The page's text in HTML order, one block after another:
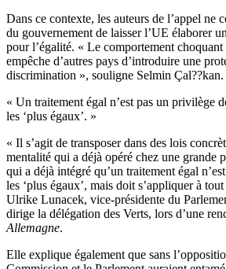
Dans ce contexte, les auteurs de l’appel ne
du gouvernement de laisser l’UE élaborer
pour l’égalité. « Le comportement
empêche d’autres pays d’introduire une
discrimination », souligne Selmin Çal??kan.
« Un traitement égal n’est pas un privilège
les ‘plus égaux’. »
« Il s’agit de transposer dans des lois
mentalité qui a déjà opéré chez une grande
qui a déjà intégré qu’un traitement égal
les ‘plus égaux’, mais doit s’appliquer à
Ulrike Lunacek, vice-présidente du
dirige la délégation des Verts, lors d’une
Allemagne.
Elle explique également que sans